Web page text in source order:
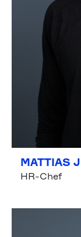
MATTIAS
HR-Chef